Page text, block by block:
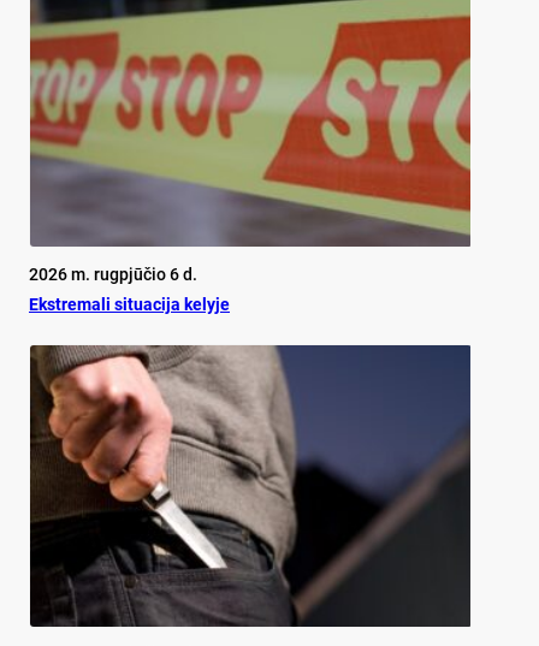
2026 m. rugpjūčio 6 d.
Ekst­re­ma­li si­tua­ci­ja ke­ly­je